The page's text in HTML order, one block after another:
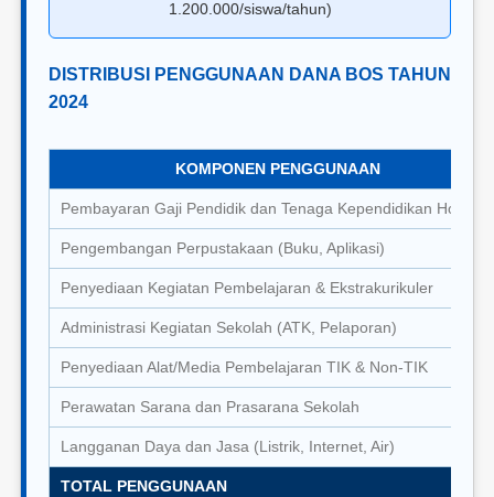
1.200.000/siswa/tahun)
DISTRIBUSI PENGGUNAAN DANA BOS TAHUN
2024
KOMPONEN PENGGUNAAN
Pembayaran Gaji Pendidik dan Tenaga Kependidikan Honorer
Pengembangan Perpustakaan (Buku, Aplikasi)
Penyediaan Kegiatan Pembelajaran & Ekstrakurikuler
Administrasi Kegiatan Sekolah (ATK, Pelaporan)
Penyediaan Alat/Media Pembelajaran TIK & Non-TIK
Perawatan Sarana dan Prasarana Sekolah
Langganan Daya dan Jasa (Listrik, Internet, Air)
TOTAL PENGGUNAAN